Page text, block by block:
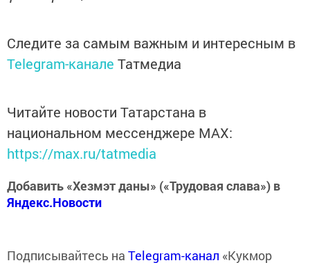
Следите за самым важным и интересным в
Telegram-канале Татмедиа
Читайте новости Татарстана в
национальном мессенджере MАХ:
https://max.ru/tatmedia
Добавить «Хезмэт даны» («Трудовая слава») в
Яндекс.Новости
Подписывайтесь на Telegram-канал «Кукмор